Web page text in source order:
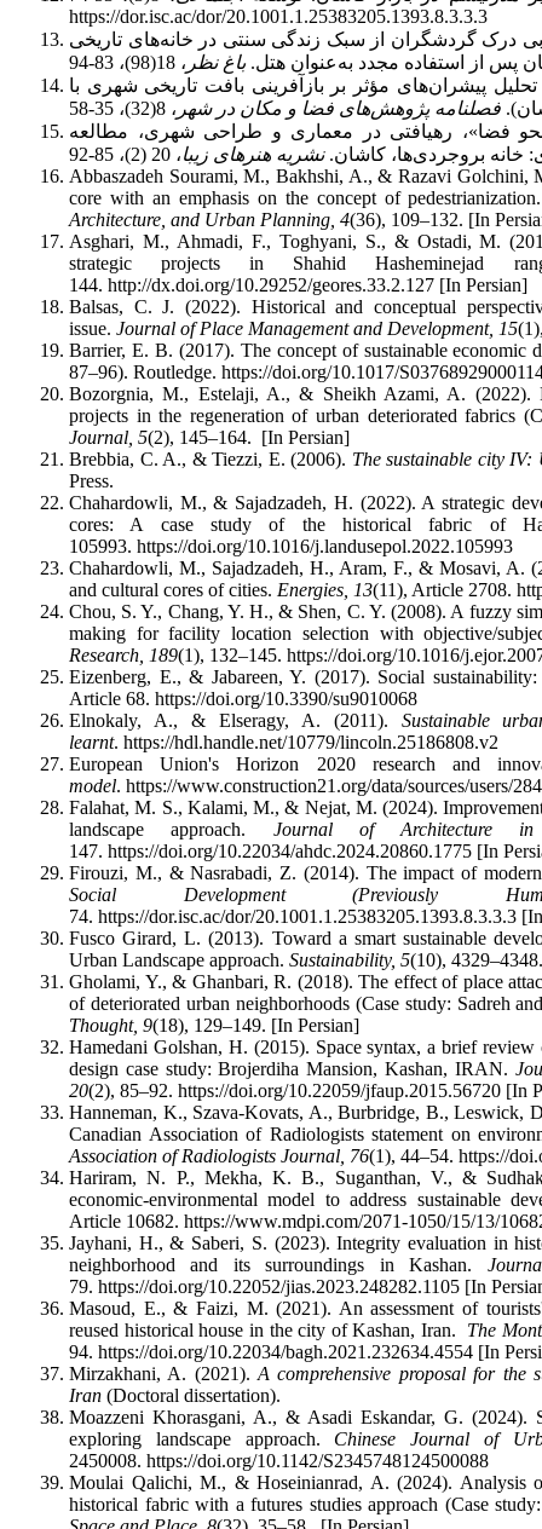
https://dor.isc.ac/dor/20.1001.1.25383205.1393.8.3.3.3
احسان و فیضی، محسن. (1400). ارزیابی درک گردشگران از سبک زندگی سنتی در خانه‌های تاریخی
پس از استفاده مجدد به‌عنوان هتل.باغ نظر
قلیچی، محمد و حسینیان راد، امیر. (1403). تحلیل پیشران‌های مؤثر بر بازآفرینی بافت تاریخی شهری با
فصلنامه پژوهش‌های فضا و مکان در شهر ، 8(32)، 35-58
نظریه «نحو فضا»، رهیافتی در معماری و طراحی شهری، مطالعه
خانه بروجردی‌ها، کاشان.‌ نشریه هنرهای زیبا
Abbaszadeh Sourami, M., Bakhshi, A., & Razavi Golchini,
core with an emphasis on the concept of
Architecture, and Urban Planning, 4(36), 109–132. [In
Asghari, M., Ahmadi, F., Toghyani, S., & Ostadi, M.
strategic projects in Shahid Hasheminejad
144. http://dx.doi.org/10.29252/geores.33.2.127 [In Persian]
Balsas, C. J. (2022). Historical and conceptual
issue. Journal of Place Management and Development, 15
Barrier, E. B. (2017). The concept of sustainable economic
87–96). Routledge. https://doi.org/10.1017/
Bozorgnia, M., Estelaji, A., & Sheikh Azami, A. (2022).
projects in the regeneration of urban deteriorated fabrics
Journal, 5(2), 145–164. [In Persian]
Brebbia, C. A., & Tiezzi, E. (2006). The sustainable city
Press.
Chahardowli, M., & Sajadzadeh, H. (2022). A strategic
cores: A case study of the historical fabric of
105993. https://doi.org/10.1016/j.landusepol.2022.105993
Chahardowli, M., Sajadzadeh, H., Aram, F., & Mosavi, A.
and cultural cores of cities. Energies, 13(11), Article 2708.
Chou, S. Y., Chang, Y. H., & Shen, C. Y. (2008). A fuzzy
making for facility location selection with objective/
Research, 189(1), 132–145. https://doi.org/10.1016/
Eizenberg, E., & Jabareen, Y. (2017). Social
Article 68. https://doi.org/10.3390/su9010068
Elnokaly, A., & Elseragy, A. (2011). Sustainable
learnt. https://hdl.handle.net/10779/lincoln.25186808.v2
European Union's Horizon 2020 research and
model. https://www.construction21.org/data/sources/users/
Falahat, M. S., Kalami, M., & Nejat, M. (2024).
landscape approach. Journal of Architecture
147. https://doi.org/10.22034/ahdc.2024.20860.1775 [In
Firouzi, M., & Nasrabadi, Z. (2014). The impact of
Social Development (Previously
74. https://dor.isc.ac/dor/20.1001.1.25383205.1393.8.3.3.3
Fusco Girard, L. (2013). Toward a smart sustainable
Urban Landscape approach. Sustainability, 5(10),
Gholami, Y., & Ghanbari, R. (2018). The effect of place
of deteriorated urban neighborhoods (Case study: Sadreh
Thought, 9(18), 129–149. [In Persian]
Hamedani Golshan, H. (2015). Space syntax, a brief
design case study: Brojerdiha Mansion, Kashan, IRAN.
20(2), 85–92. https://doi.org/10.22059/jfaup.2015.56720 [In
Hanneman, K., Szava-Kovats, A., Burbridge, B., Leswick,
Canadian Association of Radiologists statement on
Association of Radiologists Journal, 76(1), 44–54. https://
Hariram, N. P., Mekha, K. B., Suganthan, V., &
economic-environmental model to address sustainable
Article 10682. https://www.mdpi.com/2071-1050/15/13/
Jayhani, H., & Saberi, S. (2023). Integrity evaluation in
neighborhood and its surroundings in Kashan.
79. https://doi.org/10.22052/jias.2023.248282.1105 [In
Masoud, E., & Faizi, M. (2021). An assessment of
reused historical house in the city of Kashan, Iran. The
94. https://doi.org/10.22034/bagh.2021.232634.4554 [In
Mirzakhani, A. (2021).A comprehensive proposal for the
Iran (Doctoral dissertation).
Moazzeni Khorasgani, A., & Asadi Eskandar, G. (2024).
exploring landscape approach. Chinese Journal of
2450008. https://doi.org/10.1142/S2345748124500088
Moulai Qalichi, M., & Hoseinianrad, A. (2024). Analysis
historical fabric with a futures studies approach (Case